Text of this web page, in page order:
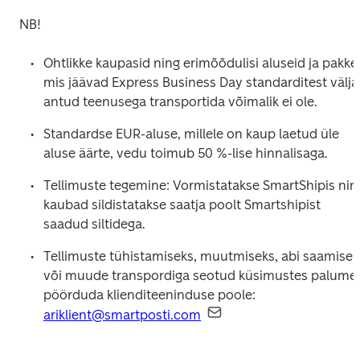
NB!
Ohtlikke kaupasid ning erimõõdulisi aluseid ja pakke,
mis jäävad Express Business Day standarditest
antud teenusega transportida võimalik ei ole.
Standardse EUR-aluse, millele on kaup laetud üle
aluse äärte, vedu toimub 50 %-lise hinnalisaga.
Tellimuste tegemine: Vormistatakse SmartShipis
kaubad sildistatakse saatja poolt Smartshipist
saadud siltidega.
Tellimuste tühistamiseks, muutmiseks, abi
või muude transpordiga seotud küsimustes palume
ariklient@smartposti.com